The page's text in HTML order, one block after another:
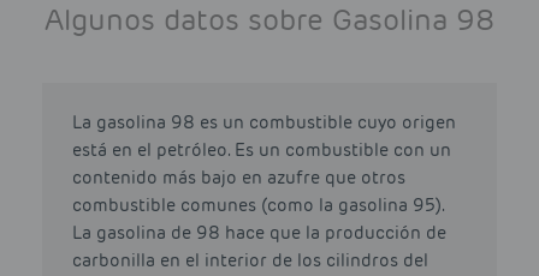
Algunos datos sobre Gasolina 98
La gasolina 98 es un combustible cuyo origen
está en el petróleo. Es un combustible con un
contenido más bajo en azufre que otros
combustible comunes (como la gasolina 95).
La gasolina de 98 hace que la producción de
carbonilla en el interior de los cilindros del